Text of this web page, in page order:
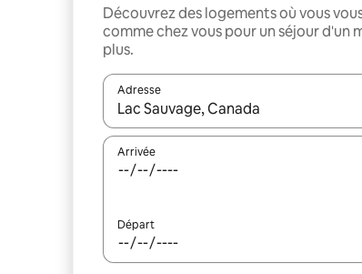
Découvrez des logements où vous
comme chez vous pour un séjour d'un
plus.
Adresse
Lorsque les résultats s'affichent, utilisez
Arrivée
Départ